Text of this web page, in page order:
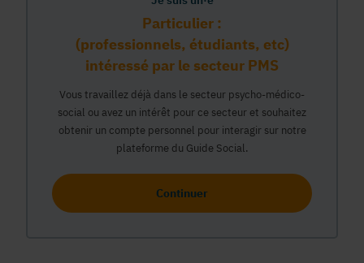
Particulier :
(professionnels, étudiants, etc)
intéressé par le secteur PMS
Vous travaillez déjà dans le secteur psycho-médico-
social ou avez un intérêt pour ce secteur et souhaitez
obtenir un compte personnel pour interagir sur notre
plateforme du Guide Social.
Continuer